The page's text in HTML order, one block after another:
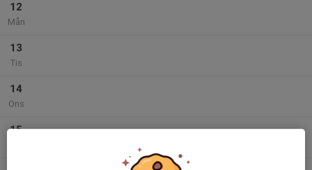
12
Mån
13
Tis
14
Ons
15